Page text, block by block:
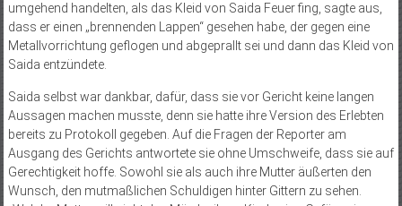
umgehend handelten, als das Kleid von Saida Feuer fing, sagte aus,
dass er einen „brennenden Lappen“ gesehen habe, der gegen eine
Metallvorrichtung geflogen und abgeprallt sei und dann das Kleid von
Saida entzündete.
Saida selbst war dankbar, dafür, dass sie vor Gericht keine langen
Aussagen machen musste, denn sie hatte ihre Version des Erlebten
bereits zu Protokoll gegeben. Auf die Fragen der Reporter am
Ausgang des Gerichts antwortete sie ohne Umschweife, dass sie auf
Gerechtigkeit hoffe. Sowohl sie als auch ihre Mutter äußerten den
Wunsch, den mutmaßlichen Schuldigen hinter Gittern zu sehen.